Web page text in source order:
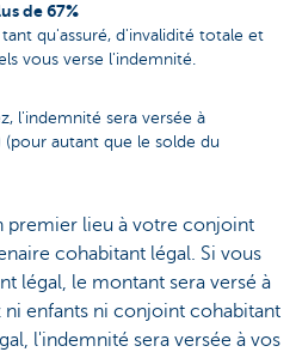
de 67%
qu'assuré, d'invalidité totale et
vous verse l'indemnité.
l'indemnité sera versée à
autant que le solde du
premier lieu à votre conjoint
cohabitant légal. Si vous
légal, le montant sera versé à
ni enfants ni conjoint cohabitant
l'indemnité sera versée à vos